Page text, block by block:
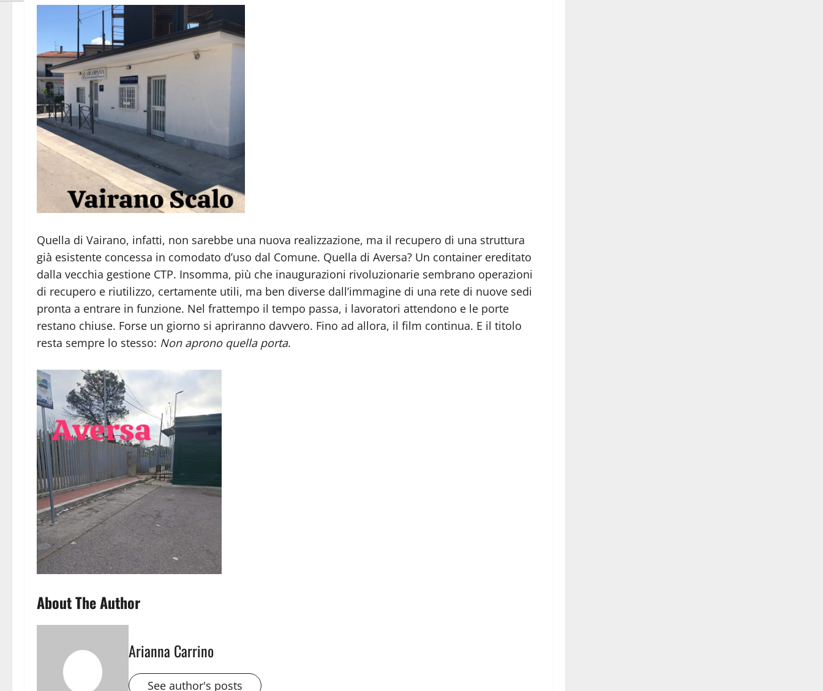
Quella di Vairano, infatti, non sarebbe una nuova realizzazione, ma il recupero di una struttura
già esistente concessa in comodato d’uso dal Comune. Quella di Aversa? Un container ereditato
dalla vecchia gestione CTP. Insomma, più che inaugurazioni rivoluzionarie sembrano operazioni
di recupero e riutilizzo, certamente utili, ma ben diverse dall’immagine di una rete di nuove sedi
pronta a entrare in funzione. Nel frattempo il tempo passa, i lavoratori attendono e le porte
restano chiuse. Forse un giorno si apriranno davvero. Fino ad allora, il film continua. E il titolo
resta sempre lo stesso: Non aprono quella porta.
About The Author
Arianna Carrino
See author's posts